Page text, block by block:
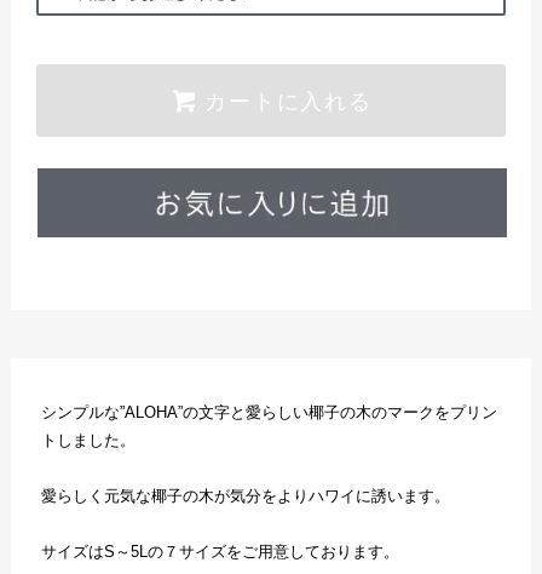
カートに入れる
シンプルな”ALOHA”の文字と愛らしい椰子の木のマークをプリン
トしました。
愛らしく元気な椰子の木が気分をよりハワイに誘います。
サイズはS～5Lの７サイズをご用意しております。